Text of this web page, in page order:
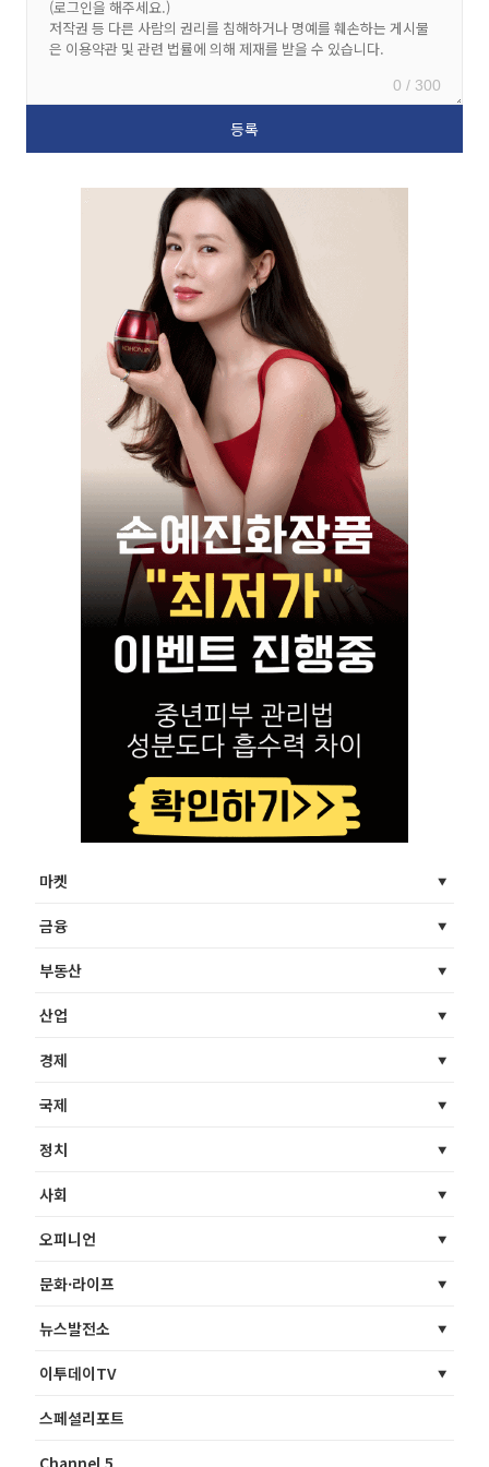
0 / 300
마켓
금융
부동산
산업
경제
국제
정치
사회
오피니언
문화·라이프
뉴스발전소
이투데이TV
스페셜리포트
Channel 5